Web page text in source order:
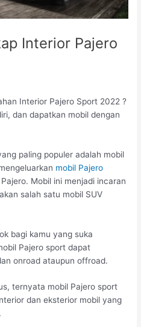
Interior Pajero
Interior Pajero Sport 2022 ?
dan dapatkan mobil dengan
paling populer adalah mobil
mobil Pajero
Mobil ini menjadi incaran
salah satu mobil SUV
bagi kamu yang suka
Pajero sport dapat
onroad ataupun offroad.
ternyata mobil Pajero sport
dan eksterior mobil yang